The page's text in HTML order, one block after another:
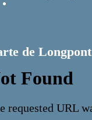
de Longpont